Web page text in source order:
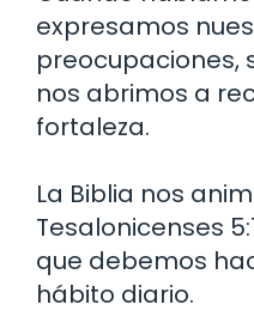
expresamos
preocupaciones,
nos abrimos a
fortaleza.
La Biblia nos
Tesalonicenses
que debemos
hábito diario.